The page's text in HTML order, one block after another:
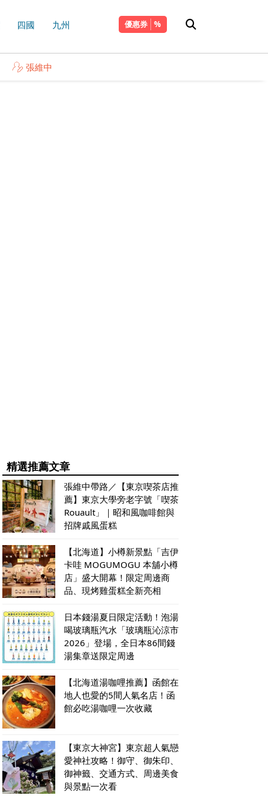
四國 九州 優惠券
張維中
精選推薦文章
張維中帶路／【東京喫茶店推
薦】東京大學旁老字號「喫茶
Rouault」｜昭和風咖啡館與
招牌戚風蛋糕
【北海道】小樽新景點「吉伊
卡哇 MOGUMOGU 本舖小樽
店」盛大開幕！限定周邊商
品、現烤雞蛋糕全新亮相
日本錢湯夏日限定活動！泡湯
喝玻璃瓶汽水「玻璃瓶沁涼市
2026」登場，全日本86間錢
湯集章送限定周邊
【北海道湯咖哩推薦】函館在
地人也愛的5間人氣名店！函
館必吃湯咖哩一次收藏
【東京大神宮】東京超人氣戀
愛神社攻略！御守、御朱印、
御神籤、交通方式、周邊美食
與景點一次看